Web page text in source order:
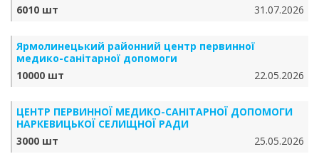
6010 шт
31.07.2026
Ярмолинецький районний центр первинної
медико-санітарної допомоги
10000 шт
22.05.2026
ЦЕНТР ПЕРВИННОЇ МЕДИКО-САНІТАРНОЇ ДОПОМОГИ
НАРКЕВИЦЬКОЇ СЕЛИЩНОЇ РАДИ
3000 шт
25.05.2026